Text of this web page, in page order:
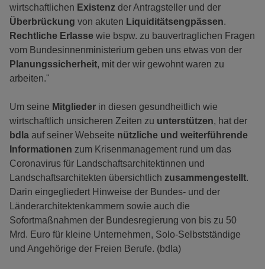
wirtschaftlichen Existenz der Antragsteller und der
Überbrückung von akuten Liquiditätsengpässen.
Rechtliche Erlasse wie bspw. zu bauvertraglichen Fragen
vom Bundesinnenministerium geben uns etwas von der
Planungssicherheit, mit der wir gewohnt waren zu
arbeiten."
Um seine Mitglieder in diesen gesundheitlich wie
wirtschaftlich unsicheren Zeiten zu unterstützen, hat der
bdla auf seiner Webseite nützliche und weiterführende
Informationen zum Krisenmanagement rund um das
Coronavirus für Landschaftsarchitektinnen und
Landschaftsarchitekten übersichtlich zusammengestellt.
Darin eingegliedert Hinweise der Bundes- und der
Länderarchitektenkammern sowie auch die
Sofortmaßnahmen der Bundesregierung von bis zu 50
Mrd. Euro für kleine Unternehmen, Solo-Selbstständige
und Angehörige der Freien Berufe. (bdla)